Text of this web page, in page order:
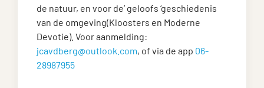
de natuur, en voor de’ geloofs ‘geschiedenis
van de omgeving(Kloosters en Moderne
Devotie). Voor aanmelding:
jcavdberg@outlook.com, of via de app 06-
28987955